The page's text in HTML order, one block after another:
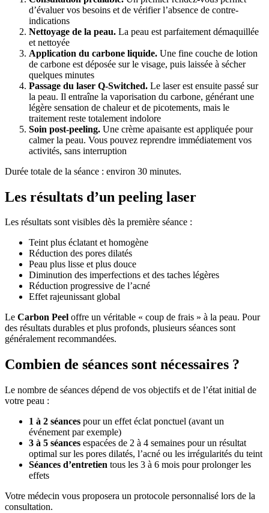
d’évaluer vos besoins et de vérifier l’absence de contre-
indications
Nettoyage de la peau. La peau est parfaitement démaquillée
et nettoyée
Application du carbone liquide. Une fine couche de lotion
de carbone est déposée sur le visage, puis laissée à sécher
quelques minutes
Passage du laser Q-Switched. Le laser est ensuite passé sur
la peau. Il entraîne la vaporisation du carbone, générant une
légère sensation de chaleur et de picotements, mais le
traitement reste totalement indolore
Soin post-peeling. Une crème apaisante est appliquée pour
calmer la peau. Vous pouvez reprendre immédiatement vos
activités, sans interruption
Durée totale de la séance : environ 30 minutes.
Les résultats d’un peeling laser
Les résultats sont visibles dès la première séance :
Teint plus éclatant et homogène
Réduction des pores dilatés
Peau plus lisse et plus douce
Diminution des imperfections et des taches légères
Réduction progressive de l’acné
Effet rajeunissant global
Le Carbon Peel offre un véritable « coup de frais » à la peau. Pour
des résultats durables et plus profonds, plusieurs séances sont
généralement recommandées.
Combien de séances sont nécessaires ?
Le nombre de séances dépend de vos objectifs et de l’état initial de
votre peau :
1 à 2 séances pour un effet éclat ponctuel (avant un
événement par exemple)
3 à 5 séances espacées de 2 à 4 semaines pour un résultat
optimal sur les pores dilatés, l’acné ou les irrégularités du teint
Séances d’entretien tous les 3 à 6 mois pour prolonger les
effets
Votre médecin vous proposera un protocole personnalisé lors de la
consultation.